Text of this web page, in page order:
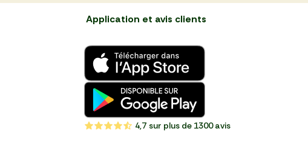
Application et avis clients
4,7 sur plus de 1300 avis